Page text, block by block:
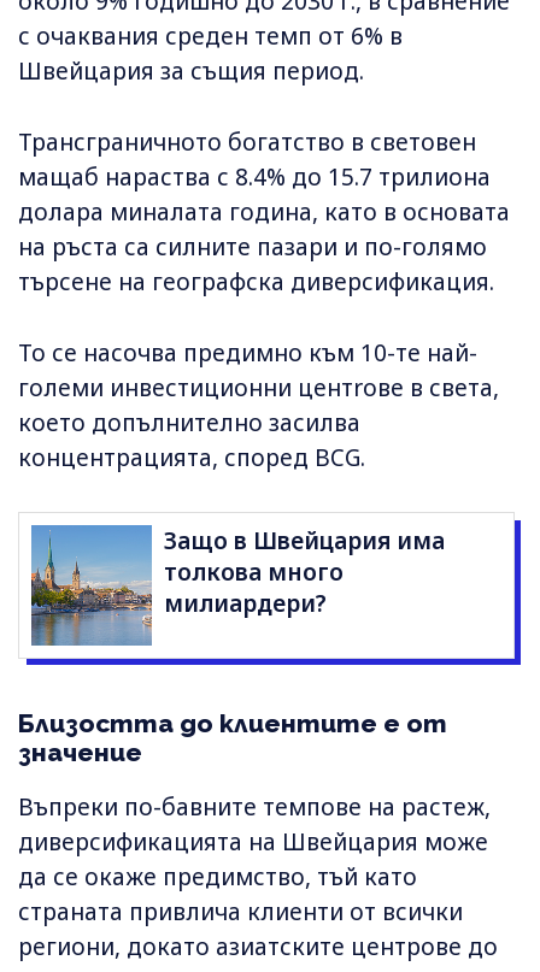
с очаквания среден темп от 6% в
Швейцария за същия период.
Трансграничното богатство в световен
мащаб нараства с 8.4% до 15.7 трилиона
долара миналата година, като в основата
на ръста са силните пазари и по-голямо
търсене на географска диверсификация.
То се насочва предимно към 10-те най-
големи инвестиционни центrове в света,
което допълнително засилва
концентрацията, според BCG.
Защо в Швейцария има
толкова много
милиардери?
Близостта до клиентите е от
значение
Въпреки по-бавните темпове на растеж,
диверсификацията на Швейцария може
да се окаже предимство, тъй като
страната привлича клиенти от всички
региони, докато азиатските центрове до